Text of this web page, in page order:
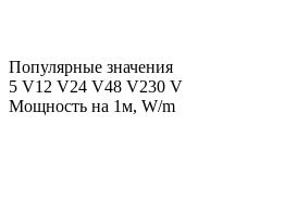
Популярные значения
5 V12 V24 V48 V230 V
Мощность на 1м, W/m